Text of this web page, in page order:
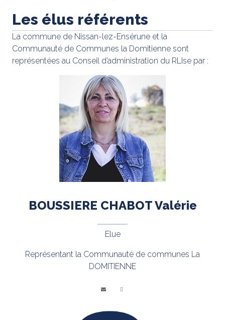
Les élus référents
La commune de Nissan-lez-Ensérune et la
Communauté de Communes la Domitienne sont
représentées au Conseil d’administration du RLIse par :
BOUSSIERE CHABOT Valérie
Elue
Représentant la Communauté de communes La
DOMITIENNE